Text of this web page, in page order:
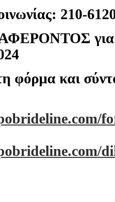
: 210-
για
φόρμα και